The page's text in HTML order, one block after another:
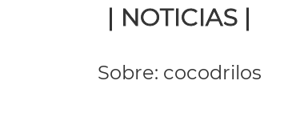
| NOTICIAS |
Sobre: cocodrilos